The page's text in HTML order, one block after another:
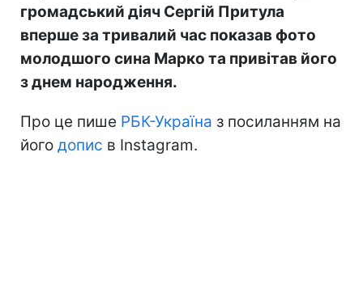
громадський діяч Сергій Притула
вперше за тривалий час показав фото
молодшого сина Марко та привітав його
з днем народження.
Про це пише РБК-Україна з посиланням на
його допис в Instagram.